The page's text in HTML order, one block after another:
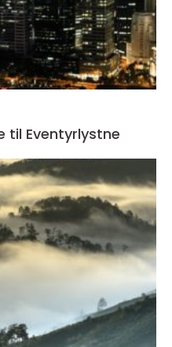
til Eventyrlystne